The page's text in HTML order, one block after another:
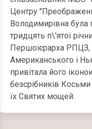
Центру
Володимирівна була
тридцять п\'ятої
Першоієрарха РПЦЗ,
Американського і
привітала його
безсрібників
їх Святих мощей.